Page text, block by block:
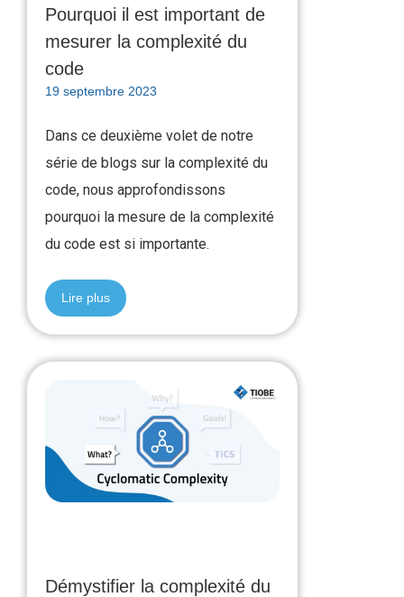
Pourquoi il est important de
mesurer la complexité du
code
19 septembre 2023
Dans ce deuxième volet de notre
série de blogs sur la complexité du
code, nous approfondissons
pourquoi la mesure de la complexité
du code est si importante.
Lire plus
Démystifier la complexité du